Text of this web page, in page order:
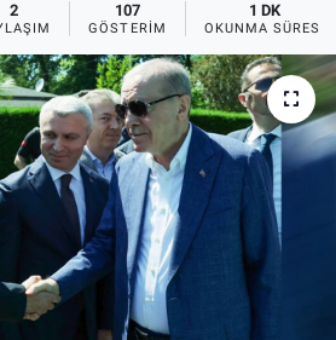
2 107
GÖSTERIM
1 DK
OKUNMA SÜRESI